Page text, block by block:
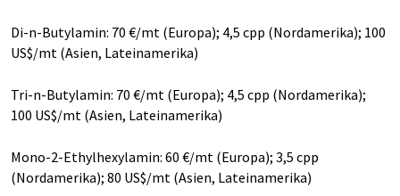
Di-n-Butylamin: 70 €/mt (Europa); 4,5 cpp (Nordamerika); 100
US$/mt (Asien, Lateinamerika)
Tri-n-Butylamin: 70 €/mt (Europa); 4,5 cpp (Nordamerika);
100 US$/mt (Asien, Lateinamerika)
Mono-2-Ethylhexylamin: 60 €/mt (Europa); 3,5 cpp
(Nordamerika); 80 US$/mt (Asien, Lateinamerika)